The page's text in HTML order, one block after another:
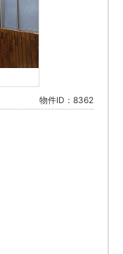
物件ID：8362